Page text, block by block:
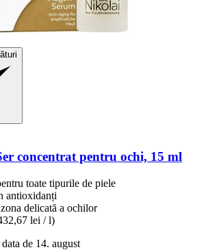
concentrat pentru ochi, 15 ml
toate tipurile de piele
antioxidanți
delicată a ochilor
lei / l)
de 14. august